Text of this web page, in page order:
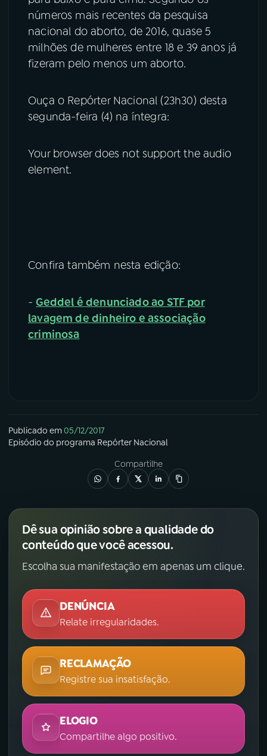
números mais recentes da pesquisa
nacional do aborto, de 2016, quase 5
milhões de mulheres entre 18 e 39 anos já
fizeram pelo menos um aborto.
Ouça o Repórter Nacional (23h30) desta
segunda-feira (4) na íntegra:
Your browser does not support the audio
element.
Confira também nesta edição:
-Geddel é denunciado ao STF por
lavagem de dinheiro e associação
criminosa
Publicado em05/12/2017
Episódio do programa Repórter Nacional
Compartilhe
Dê sua opinião sobre a qualidade do
conteúdo que você acessou.
Escolha sua manifestação em apenas um clique.
DENÚNCIA
Relate irregularidades.
RECLAMAÇÃO
Registre sua insatisfação.
ELOGIO
Compartilhe algo positivo.